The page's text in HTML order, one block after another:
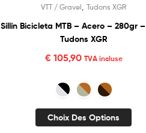
VTT / Gravel ,Tudons XGR
Sillín Bicicleta MTB – Acero – 280gr – Mod.
Tudons XGR
€105,90 TVA incluse
Choix Des Options